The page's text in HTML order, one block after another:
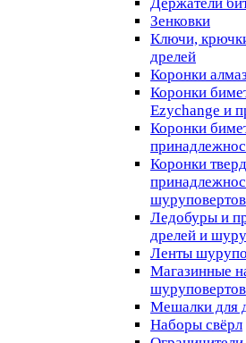
Зенковки
Ключи,
дрелей
Коронки
Коронки
Ezychange и
Коронки
Коронки
шуруповертов
Ледобуры и
дрелей и
Ленты
Магазинные
шуруповертов
Мешалки для
Наборы свёрл